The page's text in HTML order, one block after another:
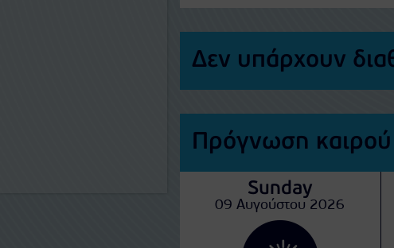
Δεν υπάρχουν
Πρόγνωση καιρού
Sunday
09 Αυγούστου 2026